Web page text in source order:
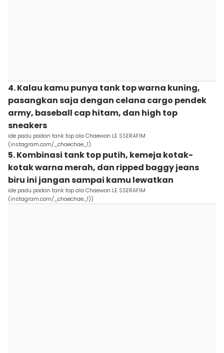
4. Kalau kamu punya tank top warna kuning,
pasangkan saja dengan celana cargo pendek
army, baseball cap hitam, dan high top
sneakers
ide padu padan tank top ala Chaewon LE SSERAFIM
(instagram.com/_chaechae_1)
5. Kombinasi tank top putih, kemeja kotak-
kotak warna merah, dan ripped baggy jeans
biru ini jangan sampai kamu lewatkan
ide padu padan tank top ala Chaewon LE SSERAFIM
(instagram.com/_chaechae_1))